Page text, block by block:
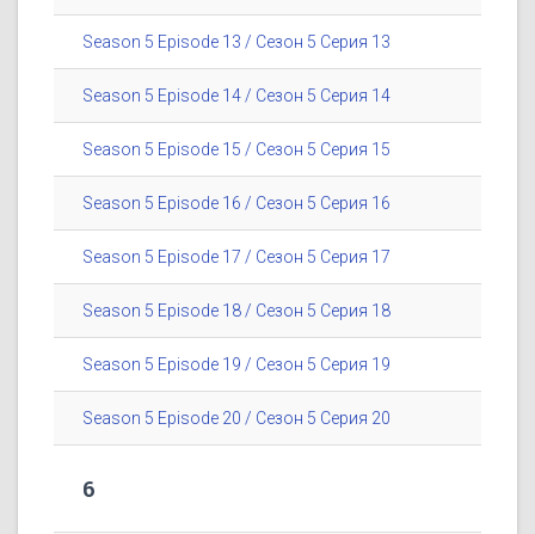
Season 5 Episode 13 / Сезон 5 Серия 13
Season 5 Episode 14 / Сезон 5 Серия 14
Season 5 Episode 15 / Сезон 5 Серия 15
Season 5 Episode 16 / Сезон 5 Серия 16
Season 5 Episode 17 / Сезон 5 Серия 17
Season 5 Episode 18 / Сезон 5 Серия 18
Season 5 Episode 19 / Сезон 5 Серия 19
Season 5 Episode 20 / Сезон 5 Серия 20
6